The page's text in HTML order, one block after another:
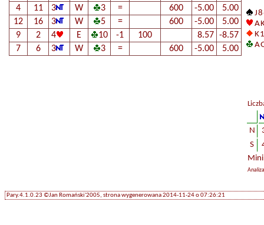
4
11 3 W 3 = 600 -5.00
5.00
12
16 3 W 5 = 600 -5.00
5.00
9
2 4 E 10 -1 100 8.57 -8.57
7
6 3 W 3 = 600 -5.00 5.00
J
A
K
A
N
S
Pary.4.1.0.23 ©Jan Romański'2005, strona wygenerowana 2014-11-24 o 07:26:21